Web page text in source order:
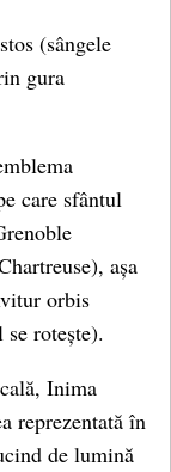
(sângele
gura
care sfântul
așa
orbis
rotește).
Inima
reprezentată în
de lumină